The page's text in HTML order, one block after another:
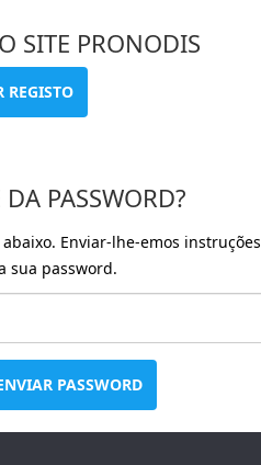
SITE PRONODIS
REGISTO
DA PASSWORD?
Enviar-lhe-emos instruções
sua password.
PASSWORD